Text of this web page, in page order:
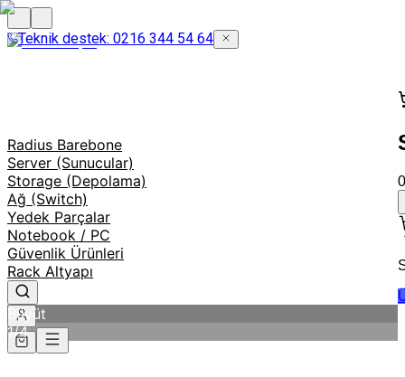
Teknik destek: 0216 344 54 64
Radius Barebone
Server (Sunucular)
Storage (Depolama)
Ağ (Switch)
Yedek Parçalar
Notebook / PC
Güvenlik Ürünleri
Rack Altyapı
0
Büyüt
1/4